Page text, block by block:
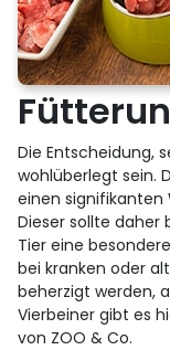
Die Entscheidung,
wohlüberlegt sein.
einen signifikanten
Dieser sollte
Tier eine
bei kranken oder
beherzigt werden,
Vierbeiner gibt es
von ZOO & Co.